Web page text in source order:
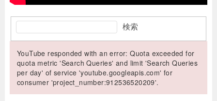
検索
YouTube responded with an error: Quota exceeded for
quota metric 'Search Queries' and limit 'Search Queries
per day' of service 'youtube.googleapis.com' for
consumer 'project_number:912536520209'.